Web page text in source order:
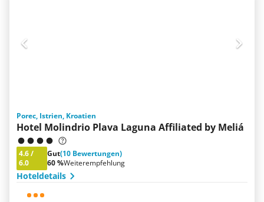
Porec, Istrien, Kroatien
Hotel Molindrio Plava Laguna Affiliated by Meliá
4.6/
6.0
Gut(10 Bewertungen)
60 %Weiterempfehlung
Hoteldetails